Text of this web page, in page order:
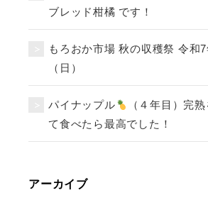
ブレッド柑橘 です！
もろおか市場 秋の収穫祭 令和
（日）
パイナップル
（４年目）完
て食べたら最高でした！
アーカイブ